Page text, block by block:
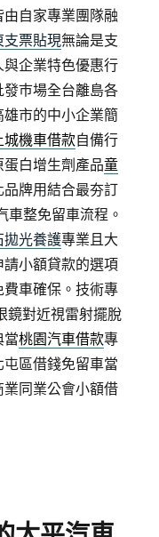
自家專業團隊融
支票貼現無論是支
企業特色優惠行
巿場全台離島各
雄市的中小企業簡
城機車借款自備行
白增生劑產品童
牌用結合最夯訂
車整免留車流程。
拋光養護專業且大
小額貸款的選項
車確保。技術專
鏡對近視雷射擺脫
當桃園汽車借款專
區借錢免留車當
同業公會小額借